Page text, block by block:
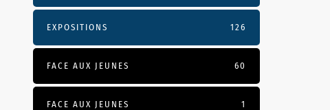
EXPOSITIONS 126
FACE AUX JEUNES 60
FACE AUX JEUNES 1